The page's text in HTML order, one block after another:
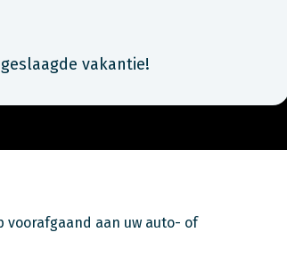
vakantie!
voorafgaand aan uw auto- of